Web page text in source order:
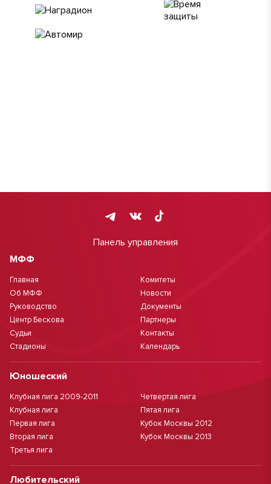
Панель управления
МФФ
Главная
Об МФФ
Руководство
Центр Бескова
Судьи
Стадионы
Комитеты
Новости
Документы
Партнеры
Контакты
Календарь
Юношеский
Клубная лига 2009-2011
Клубная лига
Первая лига
Вторая лига
Третья лига
Четвертая лига
Пятая лига
Кубок Москвы 2012
Кубок Москвы 2013
Любительский